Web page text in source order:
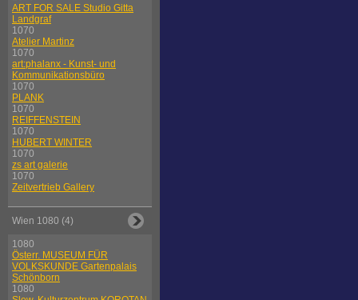
ART FOR SALE Studio Gitta
Landgraf
1070
Atelier Martinz
1070
art:phalanx - Kunst- und
Kommunikationsbüro
1070
PLANK
1070
REIFFENSTEIN
1070
HUBERT WINTER
1070
zs art galerie
1070
Zeitvertrieb Gallery
Wien 1080 (4)
1080
Österr. MUSEUM FÜR
VOLKSKUNDE Gartenpalais
Schönborn
1080